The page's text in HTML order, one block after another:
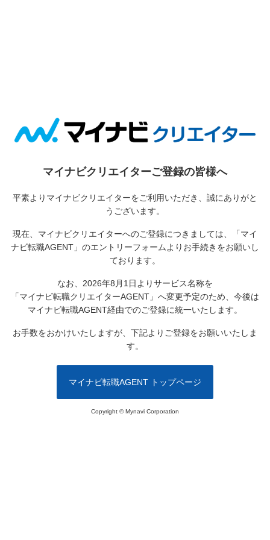
マイナビクリエイターご登録の皆様へ
平素よりマイナビクリエイターをご利用いただき、誠にありがと
うございます。
現在、マイナビクリエイターへのご登録につきましては、
「マイ
ナビ転職AGENT」のエントリーフォームよりお手続きをお願いし
ております。
なお、2026年8月1日よりサービス名称を
「マイナビ転職クリエイターAGENT」へ変更予定のため、 今後は
マイナビ転職AGENT経由でのご登録に統一いたします。
お手数をおかけいたしますが、下記よりご登録をお願いいたしま
す。
マイナビ転職AGENT トップページ
Copyright © Mynavi Corporation